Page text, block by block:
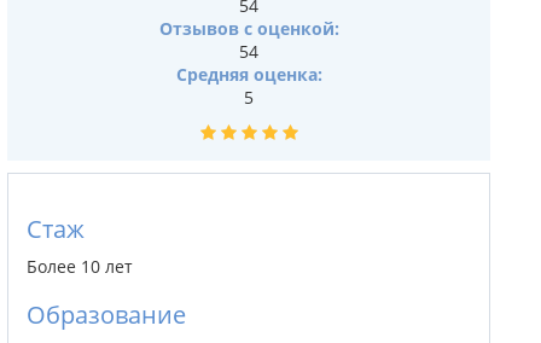
54
Отзывов с оценкой:
54
Средняя оценка:
5
Стаж
Более 10 лет
Образование